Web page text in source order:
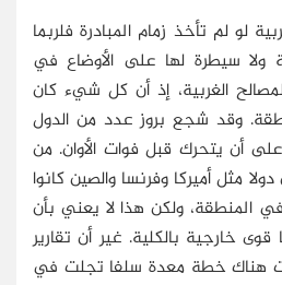
لو لم تأخذ زمام المبادرة فلربما
سيطرة لها على الأوضاع في
الغربية، إذ أن كل شيء كان
وقد شجع بروز عدد من الدول
على أن يتحرك قبل فوات الأوان. من
مثل أميركا وفرنسا والصين كانوا
المنطقة، ولكن هذا لا يعني بأن
خارجية بالكلية. غير أن تقارير
هناك خطة معدة سلفا تجلت في